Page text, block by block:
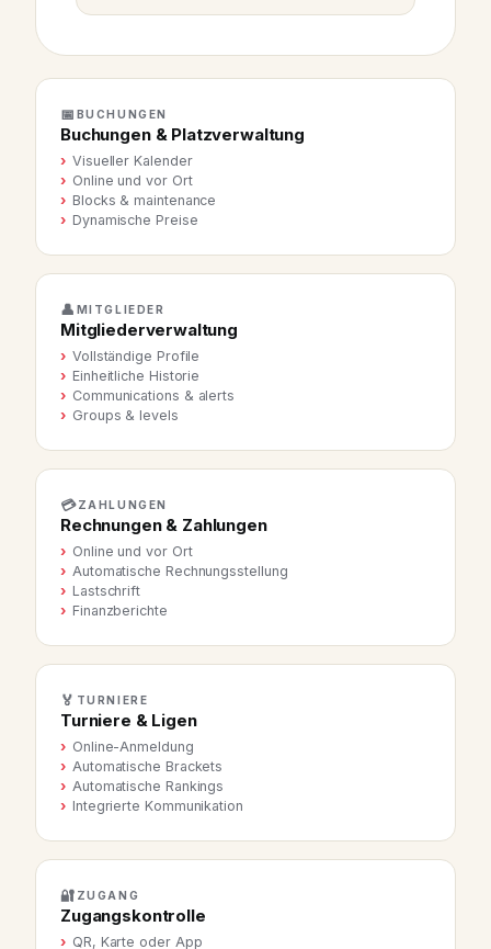
📅 BUCHUNGEN
Buchungen & Platzverwaltung
Visueller Kalender
Online und vor Ort
Blocks & maintenance
Dynamische Preise
👤 MITGLIEDER
Mitgliederverwaltung
Vollständige Profile
Einheitliche Historie
Communications & alerts
Groups & levels
💳ZAHLUNGEN
Rechnungen & Zahlungen
Online und vor Ort
Automatische Rechnungsstellung
Lastschrift
Finanzberichte
🏅 TURNIERE
Turniere & Ligen
Online-Anmeldung
Automatische Brackets
Automatische Rankings
Integrierte Kommunikation
🔐 ZUGANG
Zugangskontrolle
QR, Karte oder App